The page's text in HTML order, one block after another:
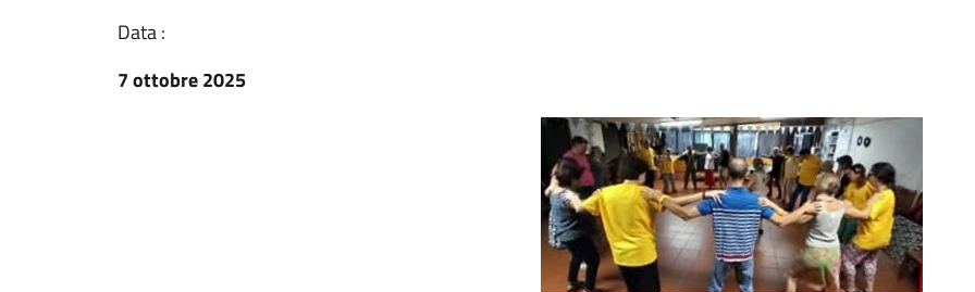
Data :
7 ottobre 2025